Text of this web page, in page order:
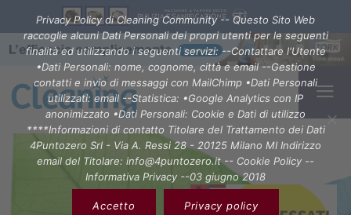
Privacy Policy di Cleaning Community -- Questo Sito Web
raccoglie alcuni Dati Personali dei propri utenti per le seguenti
finalità ed utilizzando i seguenti servizi: --Contattare l'Utente
•Dati Personali: nome, cognome, città e email --Gestione
contatti e invio di messaggi con MailChimp •Dati Personali
utilizzati: email --Statistica: •Google Analytics con IP
anonimizzato •Dati Personali: Cookie e Dati di utilizzo
****Informazioni di contatto Titolare del Trattamento dei Dati
4Puntozero Srl - Via A. Ressi 28 - 20125 Milano MI Indirizzo
email del Titolare: info@4puntozero.it -- Cookie Policy --
Informativa Privacy --03 giugno 2018
Accetto Privacy policy